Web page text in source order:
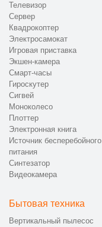
Телевизор
Сервер
Квадрокоптер
Электросамокат
Игровая приставка
Экшен-камера
Смарт-часы
Гироскутер
Сигвей
Моноколесо
Плоттер
Электронная книга
Источник бесперебойного
питания
Синтезатор
Видеокамера
Бытовая техника
Вертикальный пылесос